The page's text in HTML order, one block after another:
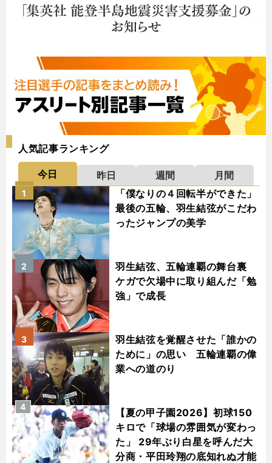
人気記事ランキング
今日 昨日 週間
月間
「僕なりの４回転半ができた」
最後の五輪、羽生結弦がこだわ
ったジャンプの美学
1
羽生結弦、五輪連覇の舞台裏
ケガで欠場中に取り組んだ「勉
強」で成長
2
羽生結弦を覚醒させた「誰かの
ために」の思い 五輪連覇の偉
業への道のり
3
【夏の甲子園2026】初球150
キロで「球場の雰囲気が変わっ
た」 29年ぶり白星を呼んだ大
分商・平田玲翔の底知れぬ才能
4